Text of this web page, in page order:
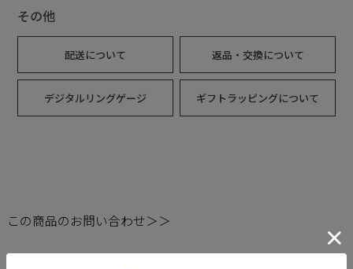
その他
配送について 返品・交換について
デジタルリングゲージ ギフトラッピングについて
この商品のお問い合わせ＞＞